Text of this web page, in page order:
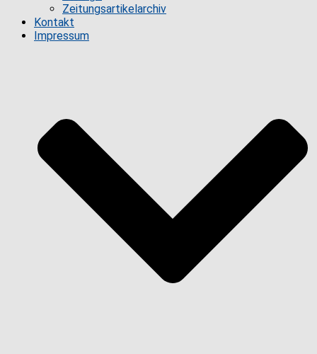
Zeitungsartikelarchiv
Kontakt
Impressum